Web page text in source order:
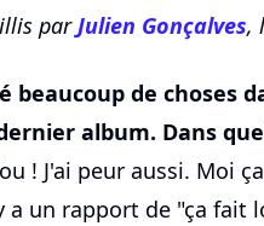
parJulien Gonçalves,
beaucoup de choses
album. Dans
! J'ai peur aussi. Moi
a un rapport de "ça fait